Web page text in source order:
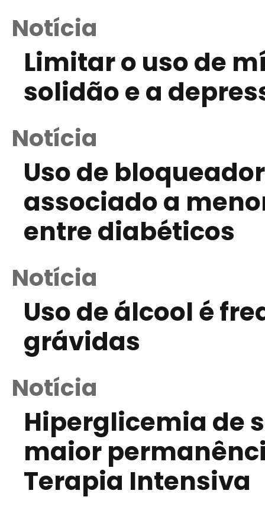
Notícia
Limitar o uso de
solidão e a
Notícia
Uso de
associado a
entre diabéticos
Notícia
Uso de álcool é
grávidas
Notícia
Hiperglicemia de
maior
Terapia Intensiva